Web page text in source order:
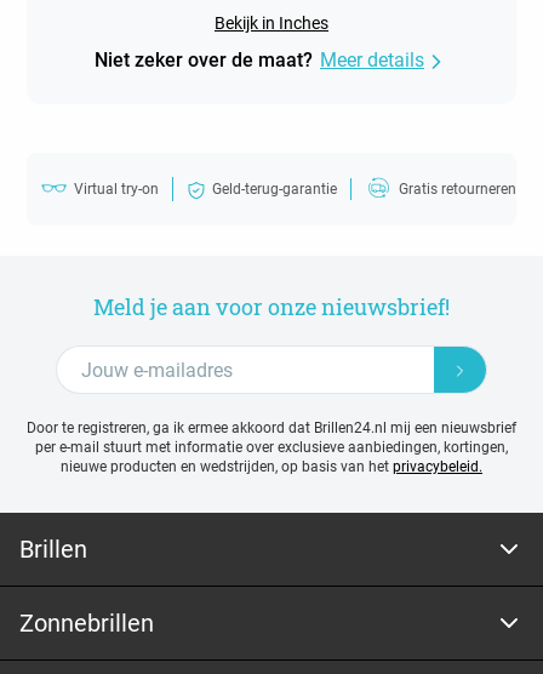
Bekijk in Inches
Niet zeker over de maat? Meer details
Virtual try-on Geld-terug-garantie Gratis retourneren
Meld je aan voor onze nieuwsbrief!
Door te registreren, ga ik ermee akkoord dat Brillen24.nl mij een nieuwsbrief
per e-mail stuurt met informatie over exclusieve aanbiedingen, kortingen,
nieuwe producten en wedstrijden, op basis van het privacybeleid.
Brillen
Zonnebrillen